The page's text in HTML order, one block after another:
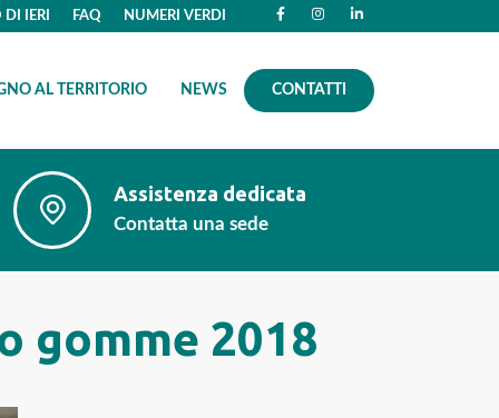
IERI FAQ NUMERI VERDI
AL TERRITORIO NEWS CONTATTI
Assistenza dedicata
Contatta una sede
gomme 2018